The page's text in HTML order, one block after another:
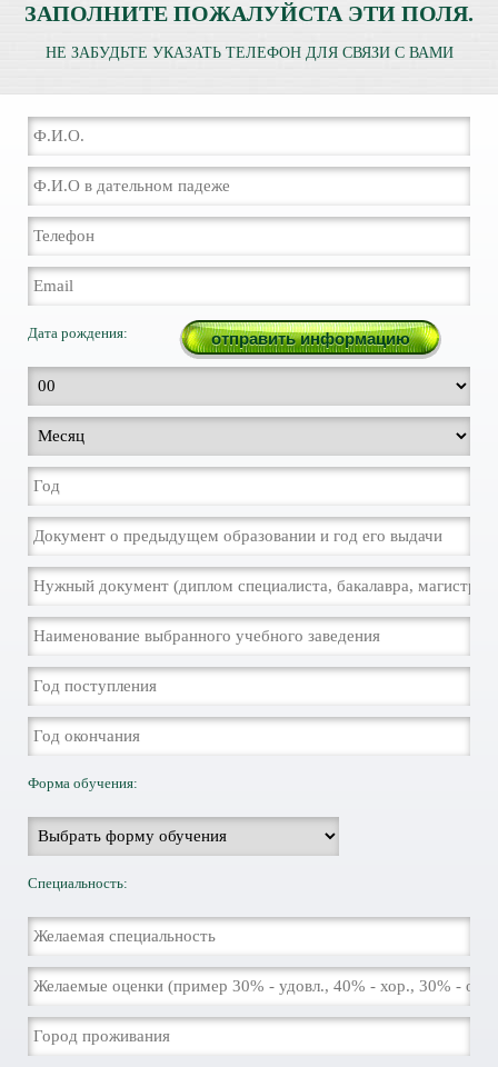
ЗАПОЛНИТЕ ПОЖАЛУЙСТА ЭТИ ПОЛЯ.
НЕ ЗАБУДЬТЕ УКАЗАТЬ ТЕЛЕФОН ДЛЯ СВЯЗИ С ВАМИ
Дата рождения:
Форма обучения:
Специальность: